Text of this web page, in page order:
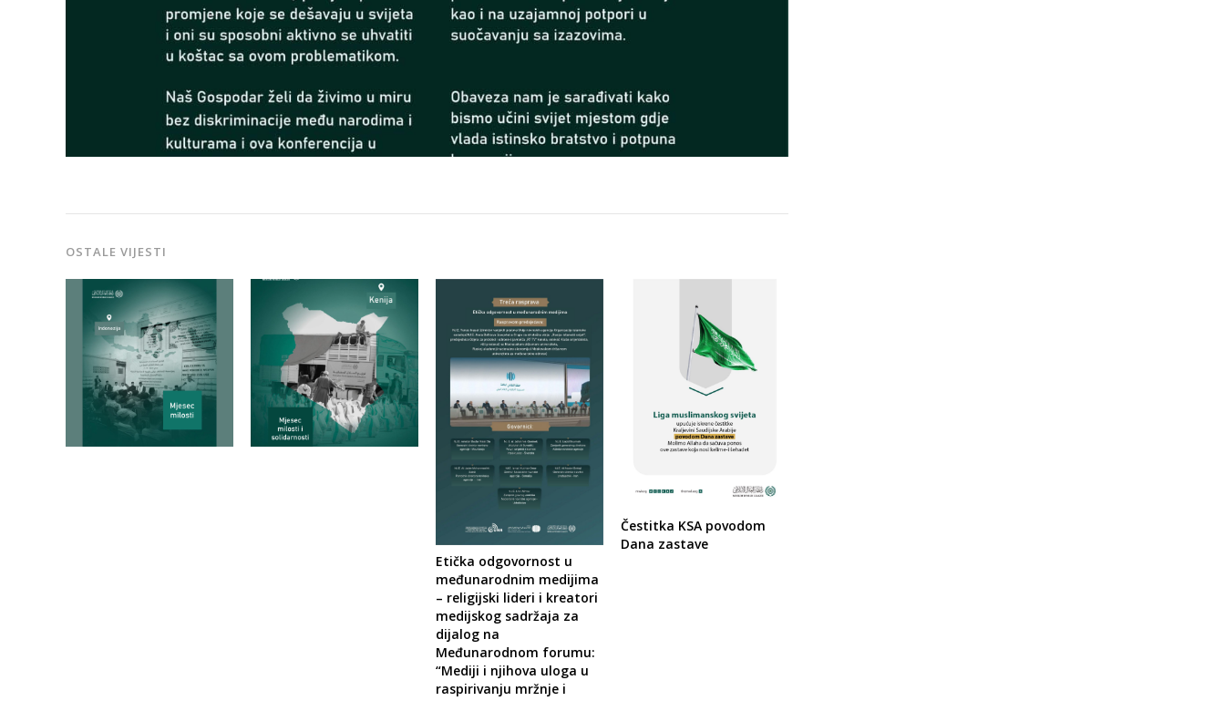
OSTALE VIJESTI
Etička odgovornost u
međunarodnim medijima
– religijski lideri i kreatori
medijskog sadržaja za
dijalog na
Međunarodnom forumu:
“Mediji i njihova uloga u
raspirivanju mržnje i
Čestitka KSA povodom
Dana zastave